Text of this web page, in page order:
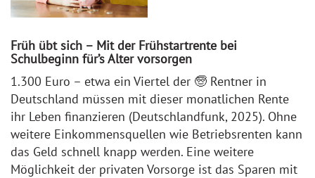
Früh übt sich – Mit der Frühstartrente bei
Schulbeginn für’s Alter vorsorgen
1.300 Euro – etwa ein Viertel der 🧓 Rentner in
Deutschland müssen mit dieser monatlichen Rente
ihr Leben finanzieren (Deutschlandfunk, 2025). Ohne
weitere Einkommensquellen wie Betriebsrenten kann
das Geld schnell knapp werden. Eine weitere
Möglichkeit der privaten Vorsorge ist das Sparen mit